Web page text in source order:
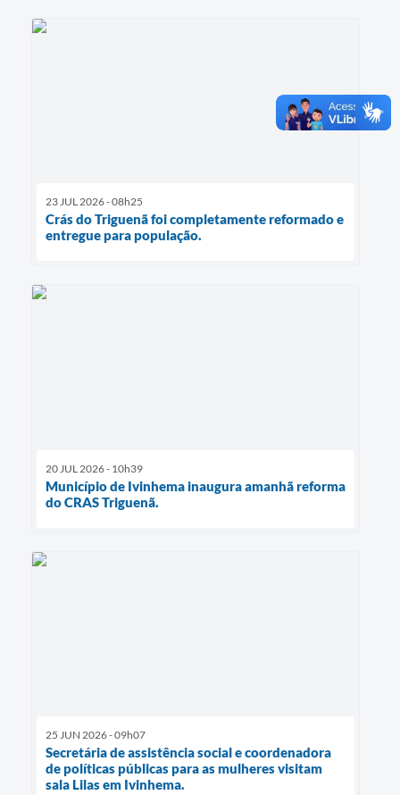
23 JUL 2026 - 08h25
Crás do Triguenã foi completamente reformado e
entregue para população.
20 JUL 2026 - 10h39
Município de Ivinhema inaugura amanhã reforma
do CRAS Triguenã.
25 JUN 2026 - 09h07
Secretária de assistência social e coordenadora
de políticas públicas para as mulheres visitam
sala Lilas em Ivinhema.